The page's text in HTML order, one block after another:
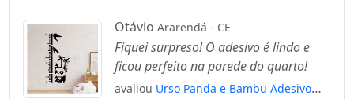
Infantil, Medidor de Altura para Quarto,
Porta e Parede Mod:128
Otávio Ararendá - CE
Fiquei surpreso! O adesivo é lindo e
ficou perfeito na parede do quarto!
avaliou Urso Panda e Bambu Adesivo